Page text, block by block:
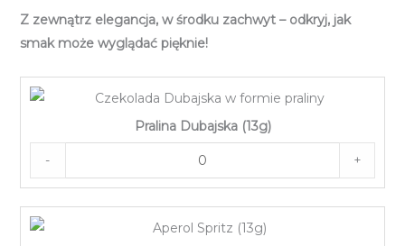
Z zewnątrz elegancja, w środku zachwyt – odkryj, jak
smak może wyglądać pięknie!
Pralina Dubajska (13g)
- +